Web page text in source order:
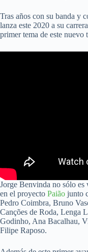
Tras años con su banda y
lanza este 2020 a su
primer tema de este nuevo
Jorge Benvinda no sólo
en el proyecto Paião junto
Pedro Coimbra, Bruno
Canções de Roda, Lenga
Godinho, Ana Bacalhau,
Filipe Raposo.